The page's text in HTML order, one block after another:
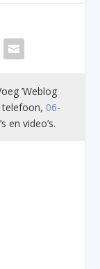
’Weblog
06-
en video’s.